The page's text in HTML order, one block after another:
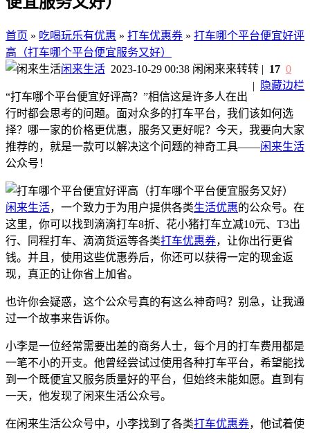
首页 » 吃喝玩乐有优惠 » 打车优惠券 » 打车哪个平台便宜好评
高（打车哪个平台便宜服务又好）
闲来生活 2023-10-29 00:38 闲闲来来转转
|
隐藏边栏
| 17 0
“打车哪个平台便宜好评高？”相信这是许多人在出
行时都会思考的问题。面对众多的打车平台，我们该如何选
择？哪一家的价格更优惠，服务又更好呢？今天，我要向大家
推荐的，就是一款可以解决这个问题的神奇工具——闲来生活
公众号！
闲来生活，一个致力于为用户提供各类生活优惠的公众号。在
这里，你可以找到滴滴打车8折、花小猪打车立减10元、T3出
行、同程打车、滴滴货运等各类打车优惠券，让你出行更省
钱。并且，使用这些优惠券后，你还可以获得一定的现金返
现，真正的让你省上加省。
也许你会疑惑，这个公众号真的有这么神奇吗？别急，让我通
过一个故事来告诉你。
小李是一位经常需要出差的商务人士，每个月的打车费用都是
一笔不小的开支。他曾经尝试过使用各种打车平台，希望能找
到一个既便宜又服务质量好的平台，但始终未能如愿。直到有
一天，他发现了闲来生活公众号。
在闲来生活公众号中，小李找到了各类打车优惠券，他试着使